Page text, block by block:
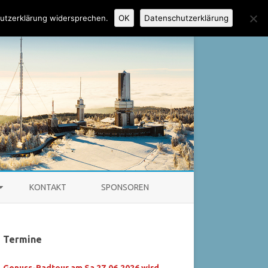
WASSERSKIABTEILUNG
KONTAKT SPONSOREN
Termine
widersprechen. OK Datenschutzerklärung